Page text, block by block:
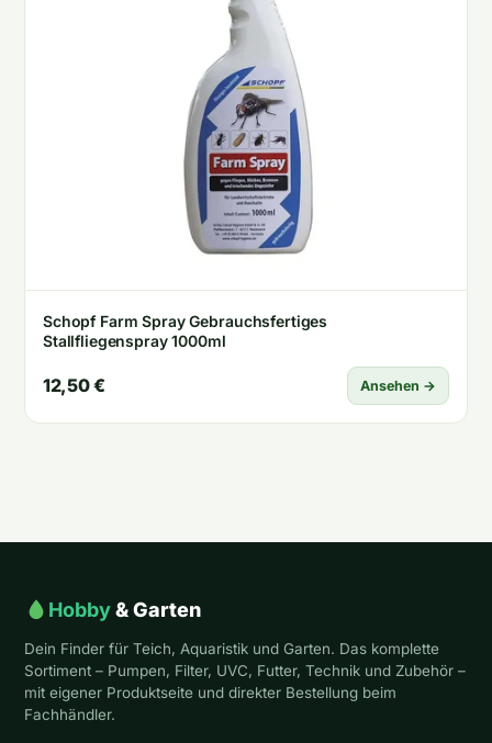
Schopf Farm Spray Gebrauchsfertiges
Stallfliegenspray 1000ml
12,50 € Ansehen →
Hobby& Garten
Dein Finder für Teich, Aquaristik und Garten. Das komplette
Sortiment – Pumpen, Filter, UVC, Futter, Technik und Zubehör –
mit eigener Produktseite und direkter Bestellung beim
Fachhändler.